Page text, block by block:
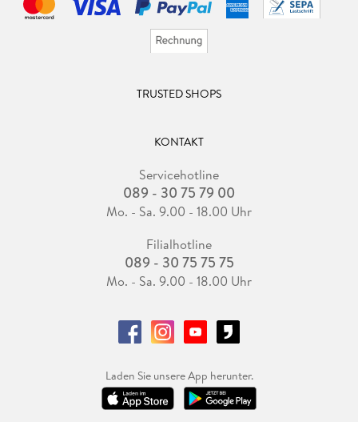
5 Sterne? Aber klar! Denn diese hochspannende Story muss
TRUSTED SHOPS
KONTAKT
Servicehotline
089 - 30 75 79 00
Mo. - Sa. 9.00 - 18.00 Uhr
Filialhotline
089 - 30 75 75 75
Mo. - Sa. 9.00 - 18.00 Uhr
Laden Sie unsere App herunter.